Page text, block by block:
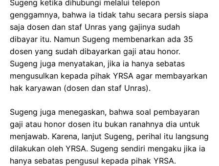
Sugeng ketika dihubungi melalui telepon
genggamnya, bahwa ia tidak tahu secara persis siapa
saja dosen dan staf Unras yang gajinya sudah
dibayar itu. Namun Sugeng membenarkan ada 35
dosen yang sudah dibayarkan gaji atau honor.
Sugeng juga menyatakan, jika ia hanya sebatas
mengusulkan kepada pihak YRSA agar membayarkan
hak karyawan (dosen dan staf Unras).
Sugeng juga menegaskan, bahwa soal pembayaran
gaji atau honor dosen itu bukan ranahnya dia untuk
menjawab. Karena, lanjut Sugeng, perihal itu langsung
dilakukan oleh YRSA. Sugeng sendiri mengaku jika ia
hanya sebatas pengusul kepada pihak YRSA.